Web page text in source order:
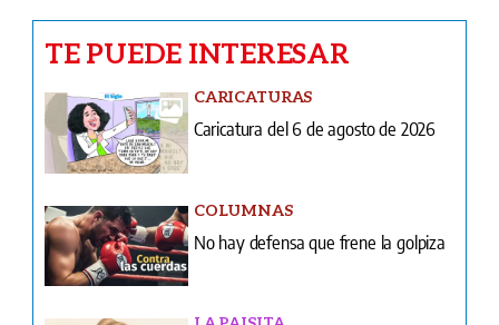
Caricatura del 6 de agosto de 2026
COLUMNAS
No hay defensa que frene la golpiza
LA PAISITA
Se enamoró por redes y ahora tiene